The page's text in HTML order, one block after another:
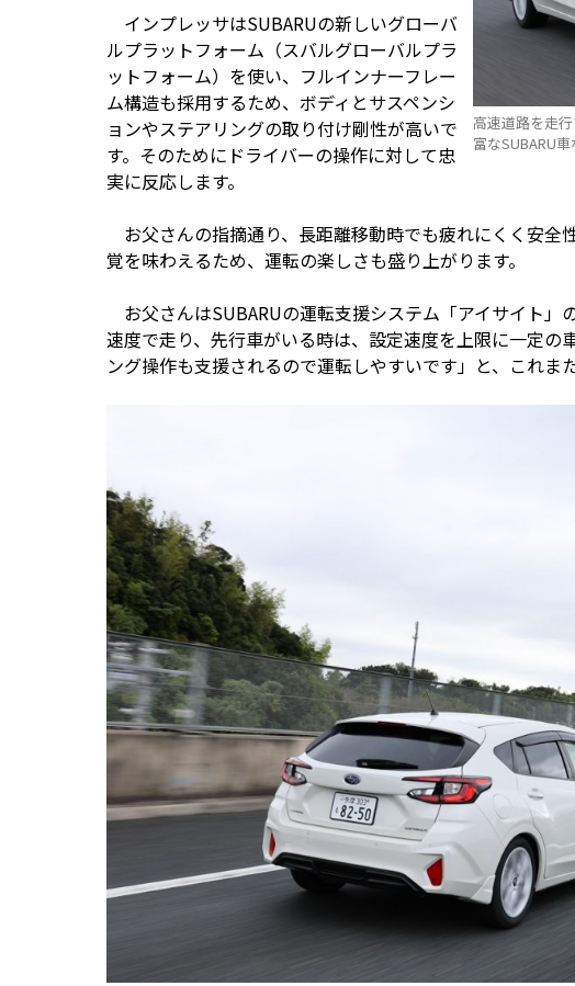
高速道路を走
富なSUBARU
インプレッサはSUBARUの新しいグローバ
ルプラットフォーム（スバルグローバルプラ
ットフォーム）を使い、フルインナーフレー
ム構造も採用するため、ボディとサスペンシ
ョンやステアリングの取り付け剛性が高いで
す。そのためにドライバーの操作に対して忠
実に反応します。
お父さんの指摘通り、長距離移動時でも疲れにくく安全
覚を味わえるため、運転の楽しさも盛り上がります。
お父さんはSUBARUの運転支援システム「アイサイト」
速度で走り、先行車がいる時は、設定速度を上限に一定の
ング操作も支援されるので運転しやすいです」と、これま